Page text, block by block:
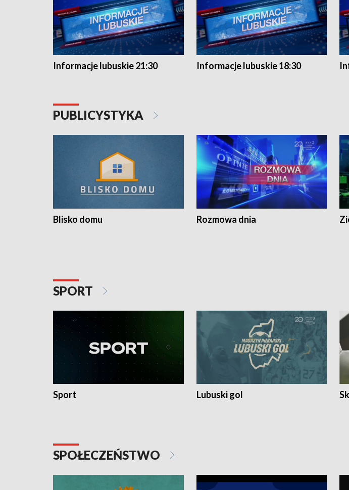
Informacje lubuskie 21:30 Informacje lubuskie 18:30
PUBLICYSTYKA
Blisko domu Rozmowa dnia
SPORT
Sport Lubuski gol
SPOŁECZEŃSTWO